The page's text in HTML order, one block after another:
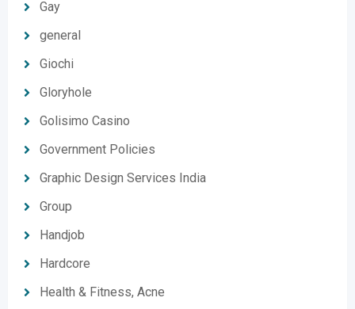
Gay
general
Giochi
Gloryhole
Golisimo Casino
Government Policies
Graphic Design Services India
Group
Handjob
Hardcore
Health & Fitness, Acne